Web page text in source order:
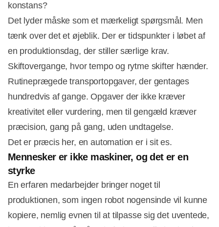
konstans?
Det lyder måske som et mærkeligt spørgsmål. Men
tænk over det et øjeblik. Der er tidspunkter i løbet af
en produktionsdag, der stiller særlige krav.
Skiftovergange, hvor tempo og rytme skifter hænder.
Rutineprægede transportopgaver, der gentages
hundredvis af gange. Opgaver der ikke kræver
kreativitet eller vurdering, men til gengæld kræver
præcision, gang på gang, uden undtagelse.
Det er præcis her, en automation er i sit es.
Mennesker er ikke maskiner, og det er en
styrke
En erfaren medarbejder bringer noget til
produktionen, som ingen robot nogensinde vil kunne
kopiere, nemlig evnen til at tilpasse sig det uventede,